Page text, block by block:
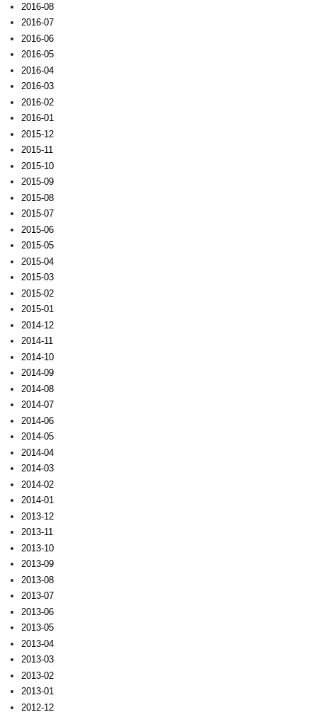
2016-08
2016-07
2016-06
2016-05
2016-04
2016-03
2016-02
2016-01
2015-12
2015-11
2015-10
2015-09
2015-08
2015-07
2015-06
2015-05
2015-04
2015-03
2015-02
2015-01
2014-12
2014-11
2014-10
2014-09
2014-08
2014-07
2014-06
2014-05
2014-04
2014-03
2014-02
2014-01
2013-12
2013-11
2013-10
2013-09
2013-08
2013-07
2013-06
2013-05
2013-04
2013-03
2013-02
2013-01
2012-12